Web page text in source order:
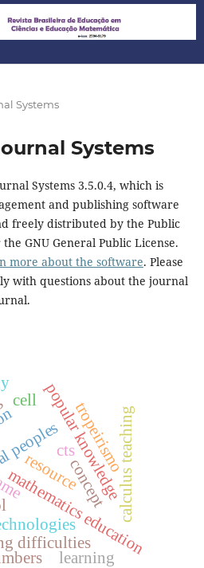
Systems
Systems
Systems 3.5.0.4, which is
and publishing software
freely distributed by the Public
GNU General Public License.
more about the software. Please
with questions about the journal
popular knowledge
tropeirismo
mathematics education
calculus teaching
concept
difficulties
cell
resource
learning
cts